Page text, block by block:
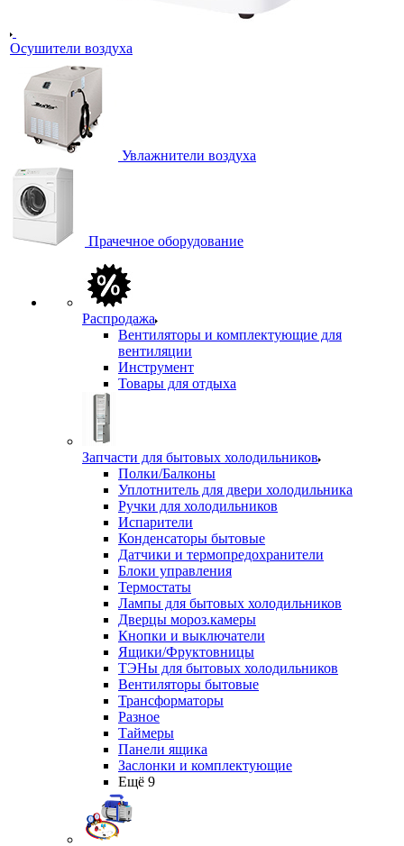
Осушители воздуха
Увлажнители воздуха
Прачечное оборудование
Распродажа
Вентиляторы и комплектующие для
вентиляции
Инструмент
Товары для отдыха
Запчасти для бытовых холодильников
Полки/Балконы
Уплотнитель для двери холодильника
Ручки для холодильников
Испарители
Конденсаторы бытовые
Датчики и термопредохранители
Блоки управления
Термостаты
Лампы для бытовых холодильников
Дверцы мороз.камеры
Кнопки и выключатели
Ящики/Фруктовницы
ТЭНы для бытовых холодильников
Вентиляторы бытовые
Трансформаторы
Разное
Таймеры
Панели ящика
Заслонки и комплектующие
Ещё 9